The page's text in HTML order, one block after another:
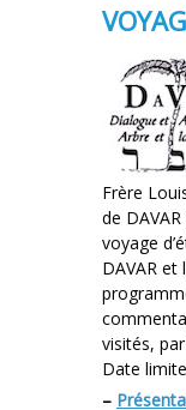
Frère
de
voyage
DAVAR
visités,
Date
–